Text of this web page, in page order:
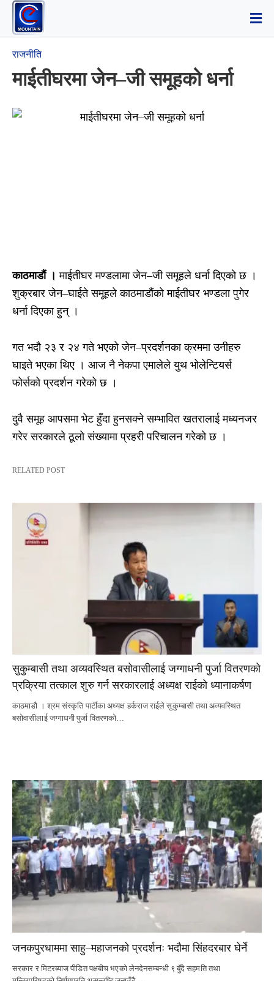
राजनीति
माईतीघरमा जेन–जी समूहको धर्ना
काठमाडाैं । माईतीघर मण्डलामा जेन–जी समूहले धर्ना दिएको छ ।
शुक्रबार जेन–घाईते समूहले काठमाडौंको माईतीघर भण्डला पुगेर
धर्ना दिएका हुन् ।
गत भदौ २३ र २४ गते भएको जेन–प्रदर्शनका क्रममा उनीहरु
घाइते भएका थिए । आज नै नेकपा एमालेले युथ भोलेन्टियर्स
फोर्सको प्रदर्शन गरेको छ ।
दुवै समूह आपसमा भेट हुँदा हुनसक्ने सम्भावित खतरालाई मध्यनजर
गरेर सरकारले ठूलो संख्यामा प्रहरी परिचालन गरेको छ ।
RELATED POST
सुकुम्बासी तथा अव्यवस्थित बसोवासीलाई जग्गाधनी पुर्जा वितरणको
प्रक्रिया तत्काल शुरु गर्न सरकारलाई अध्यक्ष राईको ध्यानाकर्षण
काठमाडौ । श्रम संस्कृति पार्टीका अध्यक्ष हर्कराज राईले सुकुम्बासी तथा अव्यवस्थित
बसोवासीलाई जग्गाधनी पुर्जा वितरणको…
जनकपुरधाममा साहु–महाजनको प्रदर्शनः भदौमा सिंहदरबार घेर्ने
सरकार र मिटरब्याज पीडित पक्षबीच भएको लेनदेनसम्बन्धी ९ बुँदे सहमति तथा